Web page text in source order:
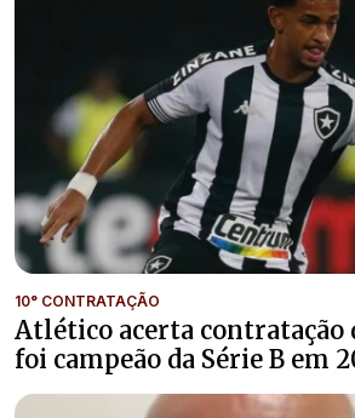
10° CONTRATAÇÃO
Atlético acerta contratação
foi campeão da Série B em